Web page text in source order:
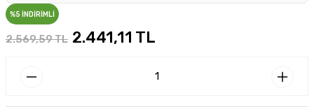
%5 İNDİRİMLİ
2.569,59 TL 2.441,11 TL